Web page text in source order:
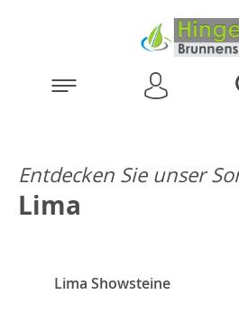
Entdecken Sie unser
Lima
Lima Showsteine